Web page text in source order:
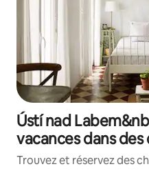
Ústí nad
vacances dans des
Trouvez et réservez des